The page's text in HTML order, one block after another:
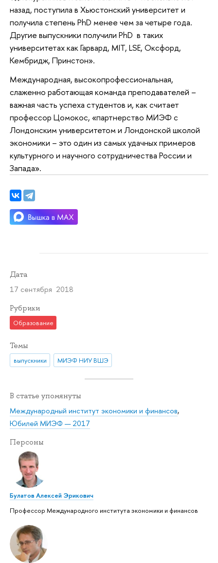
назад, поступила в Хьюстонский университет и
получила степень PhD менее чем за четыре года.
Другие выпускники получили PhD в таких
университетах как Гарвард, MIT, LSE, Оксфорд,
Кембридж, Принстон».
Международная, высокопрофессиональная,
слаженно работающая команда преподавателей –
важная часть успеха студентов и, как считает
профессор Цомокос, «партнерство МИЭФ с
Лондонским университетом и Лондонской школой
экономики – это один из самых удачных примеров
культурного и научного сотрудничества России и
Запада».
Дата
17 сентября 2018
Рубрики
Образование
Темы
выпускники МИЭФ НИУ ВШЭ
В статье упомянуты
Международный институт экономики и финансов,
Юбилей МИЭФ — 2017
Персоны
Булатов Алексей Эрикович
Профессор Международного института экономики и финансов